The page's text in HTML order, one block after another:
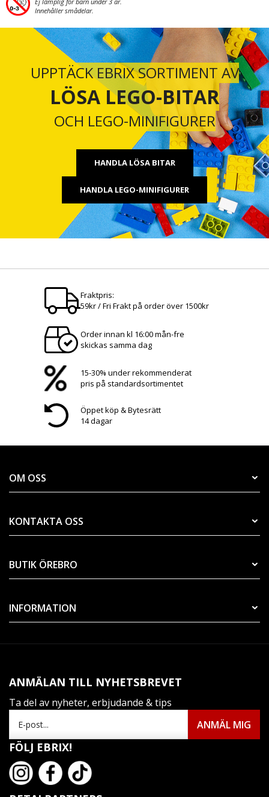
Innehåller smådelar.
UPPTÄCK EBRIX SORTIMENT AV
LÖSA LEGO-BITAR
OCH LEGO-MINIFIGURER
HANDLA LÖSA BITAR
HANDLA LEGO-MINIFIGURER
Fraktpris:
59kr / Fri Frakt på order över 1500kr
Order innan kl 16:00 mån-fre
skickas samma dag
15-30% under rekommenderat
pris på standardsortimentet
Öppet köp & Bytesrätt
14 dagar
OM OSS
KONTAKTA OSS
BUTIK ÖREBRO
INFORMATION
ANMÄLAN TILL NYHETSBREVET
Ta del av nyheter, erbjudande & tips
FÖLJ EBRIX!